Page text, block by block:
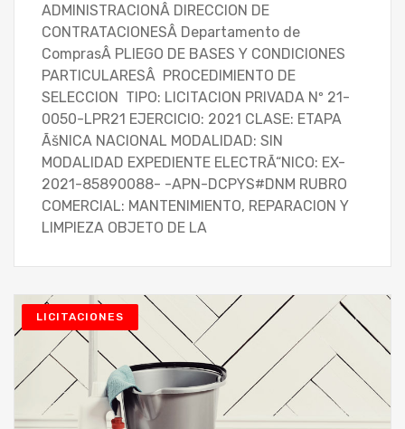
ADMINISTRACIONÂ DIRECCION DE
CONTRATACIONESÂ Departamento de
ComprasÂ PLIEGO DE BASES Y CONDICIONES
PARTICULARESÂ PROCEDIMIENTO DE
SELECCION TIPO: LICITACION PRIVADA Nº 21-
0050-LPR21 EJERCICIO: 2021 CLASE: ETAPA
ÃšNICA NACIONAL MODALIDAD: SIN
MODALIDAD EXPEDIENTE ELECTRÃ“NICO: EX-
2021-85890088- -APN-DCPYS#DNM RUBRO
COMERCIAL: MANTENIMIENTO, REPARACION Y
LIMPIEZA OBJETO DE LA
LICITACIONES